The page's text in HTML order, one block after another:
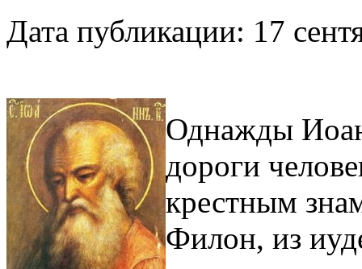
Дата публикации: 17
Однажды
дороги
крестным
Филон, из